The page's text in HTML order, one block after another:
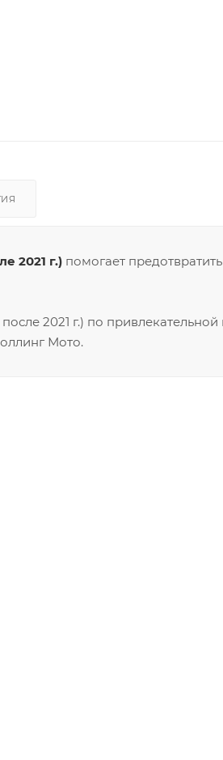
2021 г.) помогает предотвратить
2021 г.) по привлекательной
Мото.